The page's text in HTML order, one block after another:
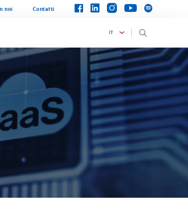
noi Contatti facebooklinkedininstagram
youtubespotify
IT